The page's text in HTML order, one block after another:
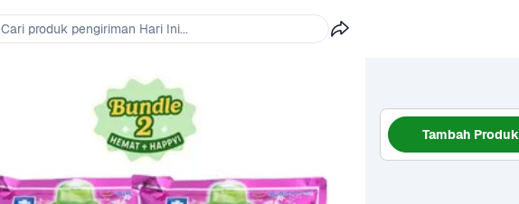
Tambah Produk
Cari produk pengiriman Hari Ini...